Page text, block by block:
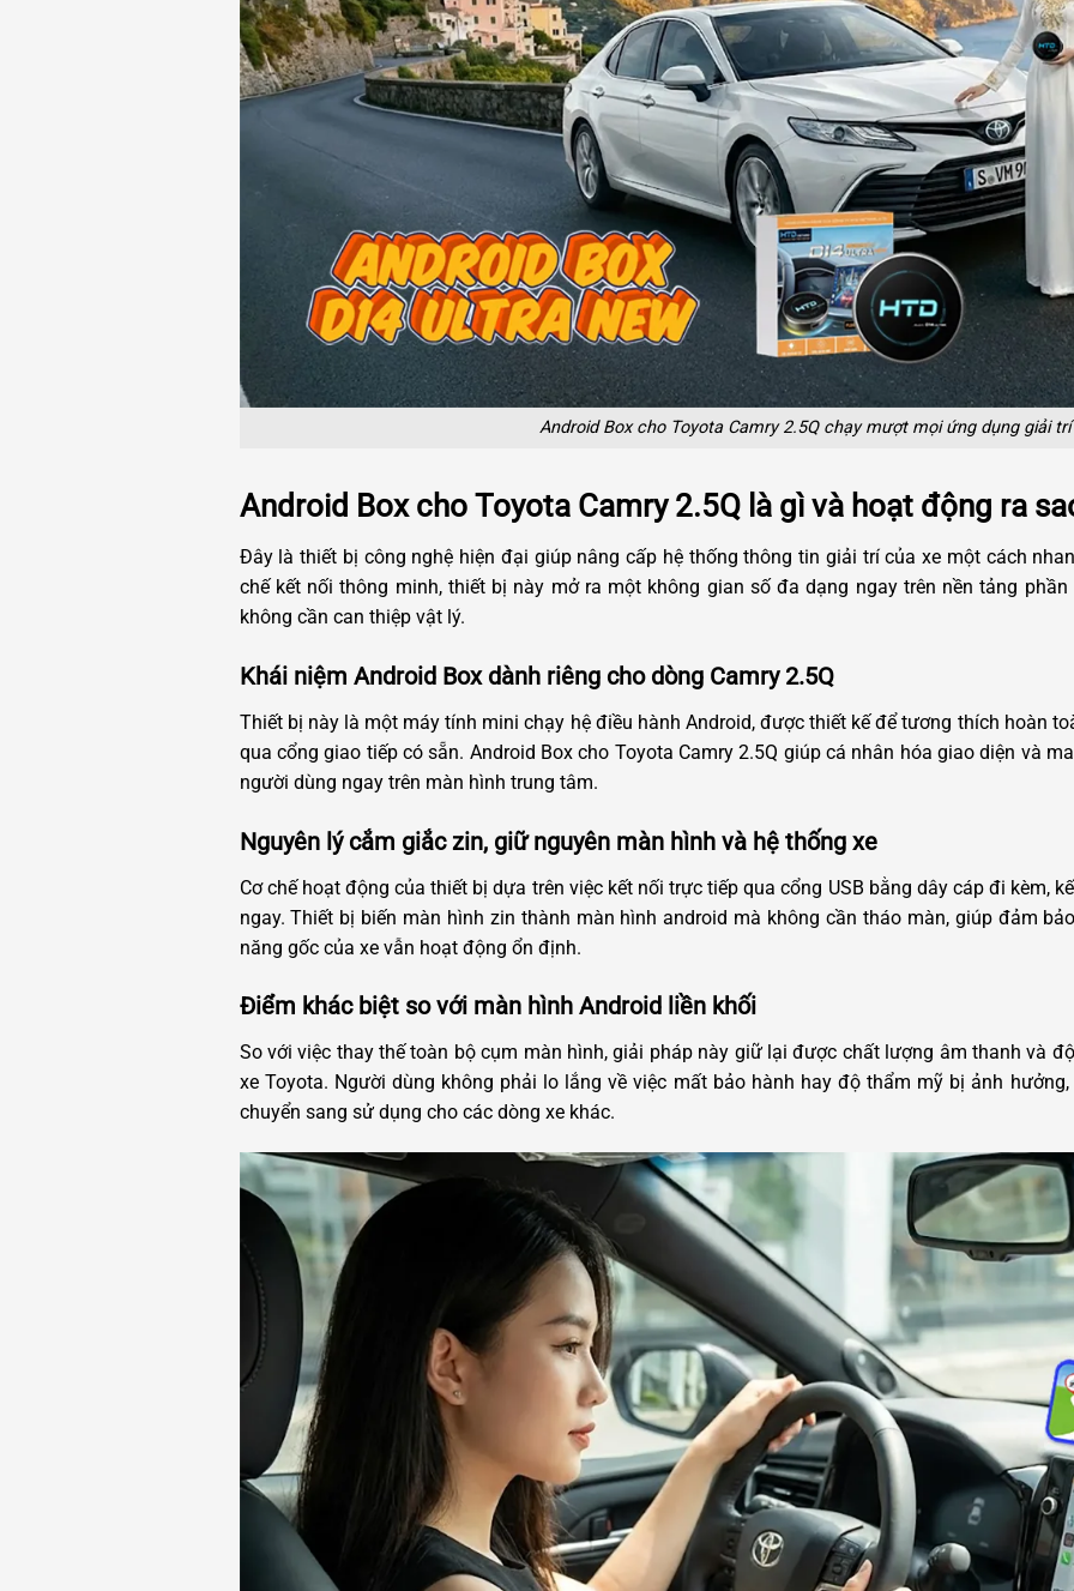
Android Box cho Toyota Camry 2.5Q chạy mượt mọi ứng dụng giải trí
Android Box cho Toyota Camry 2.5Q là gì và hoạt động ra
Đây là thiết bị công nghệ hiện đại giúp nâng cấp hệ thống thông tin giải trí của xe một cách
chế kết nối thông minh, thiết bị này mở ra một không gian số đa dạng ngay trên nền tảng
không cần can thiệp vật lý.
Khái niệm Android Box dành riêng cho dòng Camry 2.5Q
Thiết bị này là một máy tính mini chạy hệ điều hành Android, được thiết kế để tương thích hoàn
qua cổng giao tiếp có sẵn. Android Box cho Toyota Camry 2.5Q giúp cá nhân hóa giao diện và
người dùng ngay trên màn hình trung tâm.
Nguyên lý cắm giắc zin, giữ nguyên màn hình và hệ thống xe
Cơ chế hoạt động của thiết bị dựa trên việc kết nối trực tiếp qua cổng USB bằng dây cáp đi kèm,
ngay. Thiết bị biến màn hình zin thành màn hình android mà không cần tháo màn, giúp đảm
năng gốc của xe vẫn hoạt động ổn định.
Điểm khác biệt so với màn hình Android liền khối
So với việc thay thế toàn bộ cụm màn hình, giải pháp này giữ lại được chất lượng âm thanh và
xe Toyota. Người dùng không phải lo lắng về việc mất bảo hành hay độ thẩm mỹ bị ảnh
chuyển sang sử dụng cho các dòng xe khác.